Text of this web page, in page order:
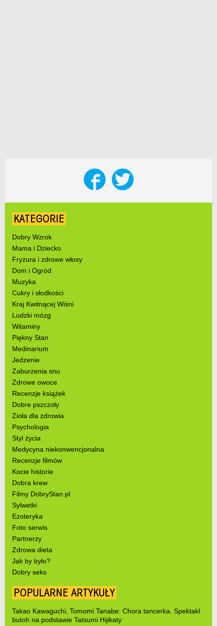
KATEGORIE
Dobry Wzrok
Mama i Dziecko
Fryzura i zdrowe włosy
Dom i Ogród
Muzyka
Cukry i słodkości
Kraj Kwitnącej Wiśni
Ludzki mózg
Witaminy
Piękny Stan
Medinarium
Jedzenie
Zaburzenia snu
Zdrowe owoce
Recenzje książek
Dobre pszczoły
Zioła dla zdrowia
Psychologia
Styl życia
Medycyna niekonwencjonalna
Recenzje filmów
Kocie historie
Dobra krew
Filmy DobryStan.pl
Sylwetki
Ezoteryka
Foto serwis
Partnerzy
Zdrowa dieta
Jak by było?
Dobry seks
POPULARNE ARTYKUŁY
Takao Kawaguchi, Tomomi Tanabe: Chora tancerka. Spektakl
butoh na podstawie Tatsumi Hijikaty